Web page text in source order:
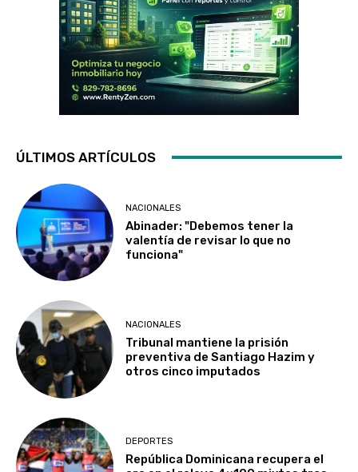
ÚLTIMOS ARTÍCULOS
NACIONALES
Abinader: "Debemos tener la
valentía de revisar lo que no
funciona"
NACIONALES
Tribunal mantiene la prisión
preventiva de Santiago Hazim y
otros cinco imputados
DEPORTES
República Dominicana recupera el